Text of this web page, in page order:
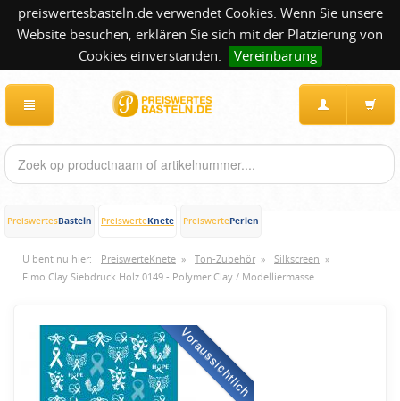
preiswertesbasteln.de verwendet Cookies. Wenn Sie unsere
Website besuchen, erklären Sie sich mit der Platzierung von
Cookies einverstanden.
Vereinbarung
PreiswertesBasteln PreiswerteKnete PreiswertePerlen
U bent nu hier: PreiswerteKnete » Ton-Zubehör» Silkscreen »
Fimo Clay Siebdruck Holz 0149 - Polymer Clay / Modelliermasse
Voraussichtlich